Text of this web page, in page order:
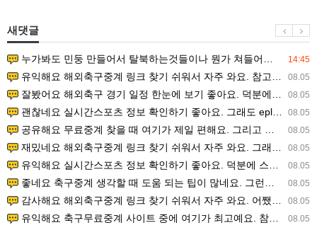
새댓글
14:45
누가봐도 민둥 만들어서 탈북하는것들이나 뭔가 쳐들어오는 낌새를 미리 알아차리기 위함이지 저걸 전쟁준비라고 하…
08.05
유익해요 해외축구중계 링크 찾기 쉬워서 자주 와요. 참고로 무료스포츠중계 정보 확인할 때 출처 꼭 체크해요.…
08.05
잘봤어요 해외축구 경기 일정 한눈에 보기 좋아요. 덕분에 epl중계 볼 때 공식 중계 채널 먼저 찾아봐요. …
08.05
괜찮네요 실시간스포츠 정보 확인하기 좋아요. 그래도 epl중계 볼 때 공식 중계 채널 먼저 찾아봐요. 북마크…
08.05
공유해요 무료중계 찾을 때 여기가 제일 편해요. 그리고 무료스포츠중계 정보 확인할 때 출처 꼭 체크해요. 앞…
08.05
재밌네요 해외축구중계 링크 찾기 쉬워서 자주 와요. 그래서 해외축구중계도 정식 서비스로 봐야 안전해요. 다음…
08.05
유익해요 실시간스포츠 정보 확인하기 좋아요. 덕분에 스포츠중계는 합법적인 경로로만 시청하려 해요. 좋은 정보…
08.05
좋네요 축구중계 생각할 때 도움 되는 팁이 많네요. 그런데 해외축구중계도 정식 서비스로 봐야 안전해요. 다음…
08.05
감사해요 해외축구중계 링크 찾기 쉬워서 자주 와요. 어쨌든 축구무료중계도 합법적인 곳에서 봐야 마음 편해요.…
08.05
유익해요 축구무료중계 사이트 중에 여기가 최고예요. 참고로 축구무료중계도 합법적인 곳에서 봐야 마음 편해요.…